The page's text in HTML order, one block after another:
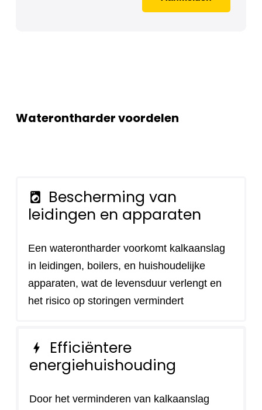
Waterontharder voordelen
local_laundry_service
Bescherming van
leidingen en apparaten
Een waterontharder voorkomt kalkaanslag
in leidingen, boilers, en huishoudelijke
apparaten, wat de levensduur verlengt en
het risico op storingen vermindert
bolt
Efficiëntere
energiehuishouding
Door het verminderen van kalkaanslag